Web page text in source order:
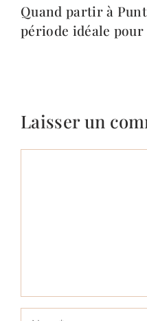
Quand partir à
période idéale
Laisser un